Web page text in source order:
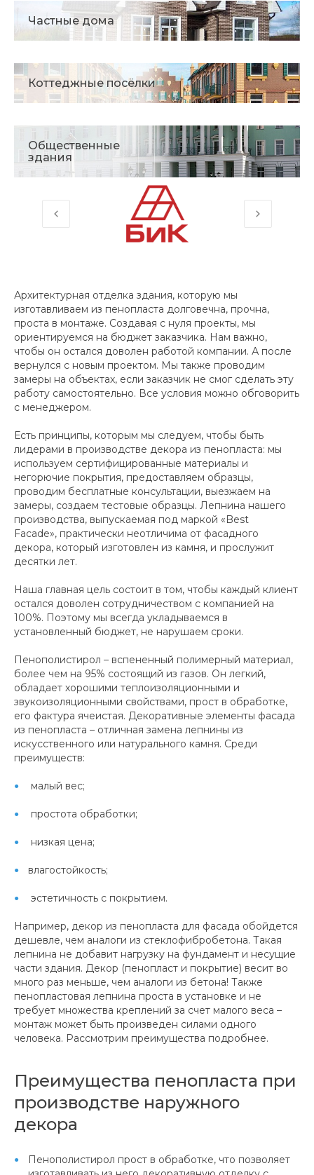
Частные дома
Коттеджные посёлки
Общественные
здания
Архитектурная отделка здания, которую мы
изготавливаем из пенопласта долговечна, прочна,
проста в монтаже. Создавая с нуля проекты, мы
ориентируемся на бюджет заказчика. Нам важно,
чтобы он остался доволен работой компании. А после
вернулся с новым проектом. Мы также проводим
замеры на объектах, если заказчик не смог сделать эту
работу самостоятельно. Все условия можно обговорить
с менеджером.
Есть принципы, которым мы следуем, чтобы быть
лидерами в производстве декора из пенопласта: мы
используем сертифицированные материалы и
негорючие покрытия, предоставляем образцы,
проводим бесплатные консультации, выезжаем на
замеры, создаем тестовые образцы. Лепнина нашего
производства, выпускаемая под маркой «Best
Facade», практически неотличима от фасадного
декора, который изготовлен из камня, и прослужит
десятки лет.
Наша главная цель состоит в том, чтобы каждый клиент
остался доволен сотрудничеством с компанией на
100%. Поэтому мы всегда укладываемся в
установленный бюджет, не нарушаем сроки.
Пенополистирол – вспененный полимерный материал,
более чем на 95% состоящий из газов. Он легкий,
обладает хорошими теплоизоляционными и
звукоизоляционными свойствами, прост в обработке,
его фактура ячеистая. Декоративные элементы фасада
из пенопласта – отличная замена лепнины из
искусственного или натурального камня. Среди
преимуществ:
малый вес;
простота обработки;
низкая цена;
влагостойкость;
эстетичность с покрытием.
Например, декор из пенопласта для фасада обойдется
дешевле, чем аналоги из стеклофибробетона. Такая
лепнина не добавит нагрузку на фундамент и несущие
части здания. Декор (пенопласт и покрытие) весит во
много раз меньше, чем аналоги из бетона! Также
пенопластовая лепнина проста в установке и не
требует множества креплений за счет малого веса –
монтаж может быть произведен силами одного
человека. Рассмотрим преимущества подробнее.
Преимущества пенопласта при
производстве наружного
декора
Пенополистирол прост в обработке, что позволяет